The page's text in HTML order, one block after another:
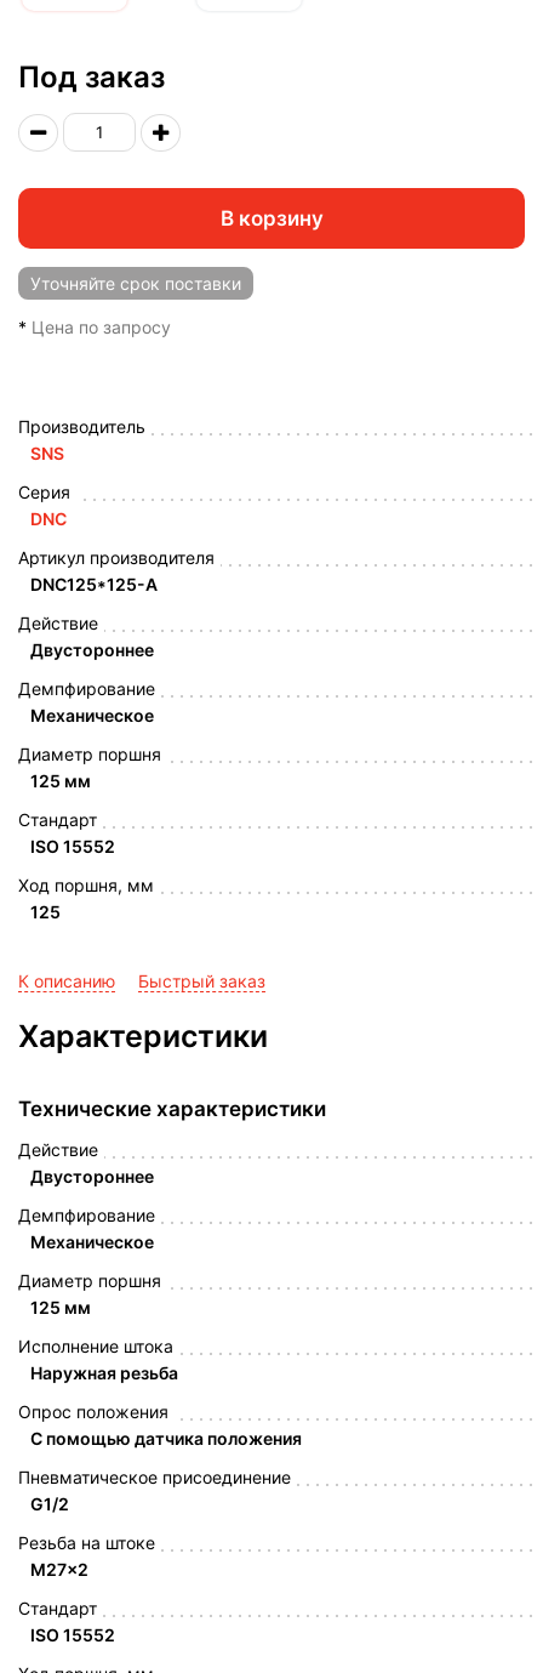
Под заказ
В корзину
Уточняйте срок поставки
* Цена по запросу
Производитель
SNS
Серия
DNС
Артикул производителя
DNC125*125-A
Действие
Двустороннее
Демпфирование
Механическое
Диаметр поршня
125 мм
Стандарт
ISO 15552
Ход поршня, мм
125
К описанию Быстрый заказ
Характеристики
Технические характеристики
Действие
Двустороннее
Демпфирование
Механическое
Диаметр поршня
125 мм
Исполнение штока
Наружная резьба
Опрос положения
С помощью датчика положения
Пневматическое присоединение
G1/2
Резьба на штоке
M27x2
Стандарт
ISO 15552